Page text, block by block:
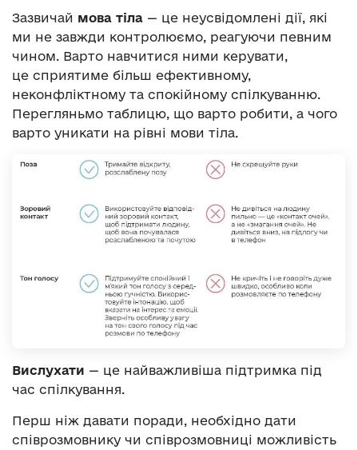
Зазвичай мова тіла — це неусвідомлені дії, які
ми не завжди контролюємо, реагуючи певним
чином. Варто навчитися ними керувати,
це сприятиме більш ефективному,
неконфліктному та спокійному спілкуванню.
Перегляньмо таблицю, що варто робити, а чого
варто уникати на рівні мови тіла.
Вислухати — це найважливіша підтримка під
час спілкування.
Перш ніж давати поради, необхідно дати
співрозмовнику чи співрозмовниці можливість